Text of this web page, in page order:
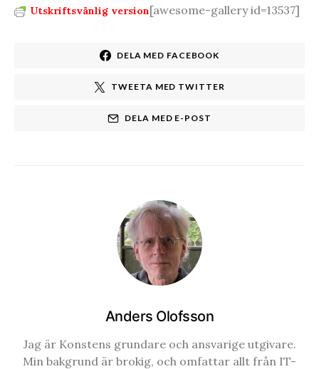
[awesome-gallery id=13537]
Utskriftsvänlig version
DELA MED FACEBOOK
TWEETA MED TWITTER
DELA MED E-POST
Anders Olofsson
Jag är Konstens grundare och ansvarige utgivare.
Min bakgrund är brokig, och omfattar allt från IT-